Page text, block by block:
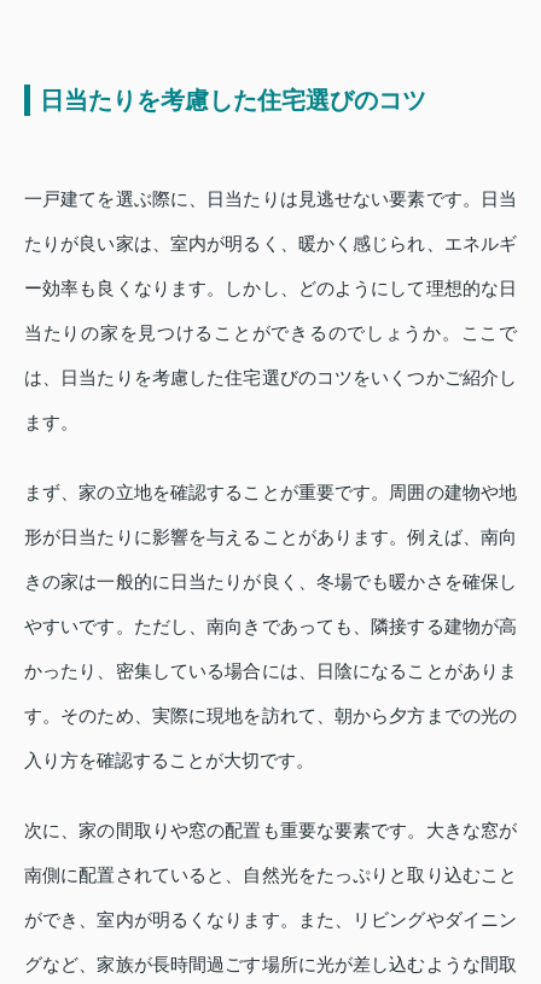
日当たりを考慮した住宅選びのコツ
一戸建てを選ぶ際に、日当たりは見逃せない要素です。日当
たりが良い家は、室内が明るく、暖かく感じられ、エネルギ
ー効率も良くなります。しかし、どのようにして理想的な日
当たりの家を見つけることができるのでしょうか。ここで
は、日当たりを考慮した住宅選びのコツをいくつかご紹介し
ます。
まず、家の立地を確認することが重要です。周囲の建物や地
形が日当たりに影響を与えることがあります。例えば、南向
きの家は一般的に日当たりが良く、冬場でも暖かさを確保し
やすいです。ただし、南向きであっても、隣接する建物が高
かったり、密集している場合には、日陰になることがありま
す。そのため、実際に現地を訪れて、朝から夕方までの光の
入り方を確認することが大切です。
次に、家の間取りや窓の配置も重要な要素です。大きな窓が
南側に配置されていると、自然光をたっぷりと取り込むこと
ができ、室内が明るくなります。また、リビングやダイニン
グなど、家族が長時間過ごす場所に光が差し込むような間取